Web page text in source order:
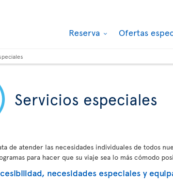
Reserva Ofertas
Servicios especiales
de atender las necesidades individuales de todos
para hacer que su viaje sea lo más cómodo
necesidades especiales y